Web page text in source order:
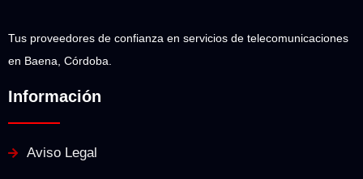
Tus proveedores de confianza en servicios de telecomunicaciones
en Baena, Córdoba.
Información
Aviso Legal